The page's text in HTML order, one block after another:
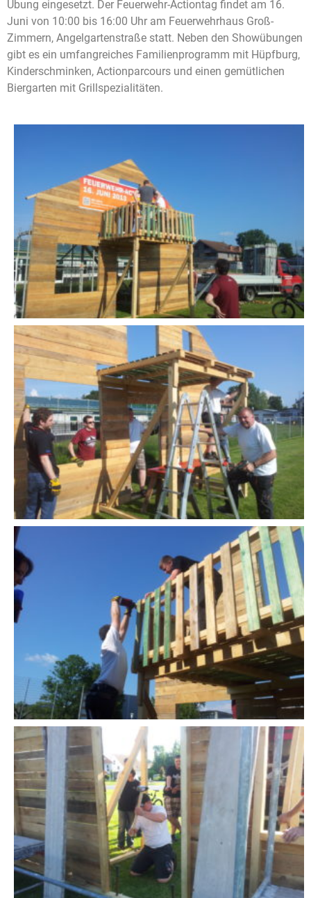
Übung eingesetzt. Der Feuerwehr-Actiontag findet am 16.
Juni von 10:00 bis 16:00 Uhr am Feuerwehrhaus Groß-
Zimmern, Angelgartenstraße statt. Neben den Showübungen
gibt es ein umfangreiches Familienprogramm mit Hüpfburg,
Kinderschminken, Actionparcours und einen gemütlichen
Biergarten mit Grillspezialitäten.